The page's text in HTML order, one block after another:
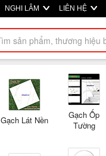
NGHI LÂM LIÊN HỆ
Gạch Lát Nền
Gạch Ốp
Tường